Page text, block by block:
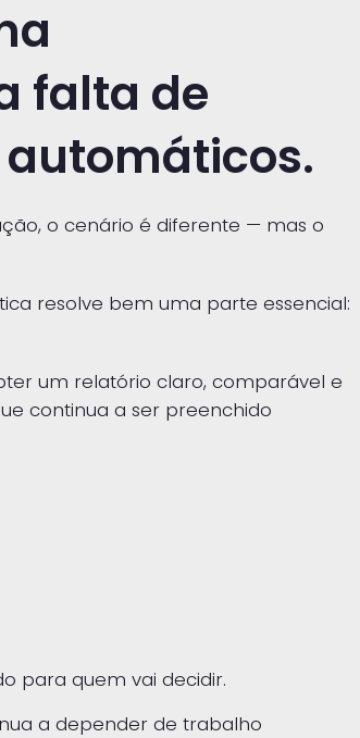
falta de
o cenário é diferente — mas o
resolve bem uma parte essencial:
um relatório claro, comparável e
continua a ser preenchido
para quem vai decidir.
a depender de trabalho